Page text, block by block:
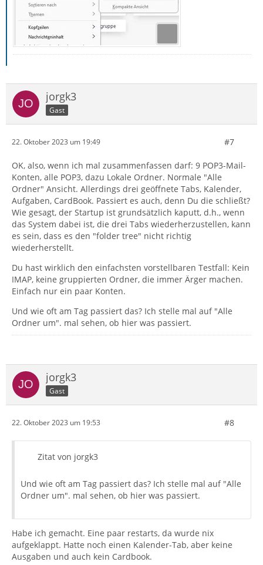
jorgk3
Gast
22. Oktober 2023 um 19:49 #7
OK, also, wenn ich mal zusammenfassen darf: 9 POP3-Mail-
Konten, alle POP3, dazu Lokale Ordner. Normale "Alle
Ordner" Ansicht. Allerdings drei geöffnete Tabs, Kalender,
Aufgaben, CardBook. Passiert es auch, denn Du die schließt?
Wie gesagt, der Startup ist grundsätzlich kaputt, d.h., wenn
das System dabei ist, die drei Tabs wiederherzustellen, kann
es sein, dass es den "folder tree" nicht richtig
wiederherstellt.
Du hast wirklich den einfachsten vorstellbaren Testfall: Kein
IMAP, keine gruppierten Ordner, die immer Ärger machen.
Einfach nur ein paar Konten.
Und wie oft am Tag passiert das? Ich stelle mal auf "Alle
Ordner um". mal sehen, ob hier was passiert.
jorgk3
Gast
22. Oktober 2023 um 19:53 #8
Zitat von jorgk3
Und wie oft am Tag passiert das? Ich stelle mal auf "Alle
Ordner um". mal sehen, ob hier was passiert.
Habe ich gemacht. Eine paar restarts, da wurde nix
aufgeklappt. Hatte noch einen Kalender-Tab, aber keine
Ausgaben und auch kein Cardbook.